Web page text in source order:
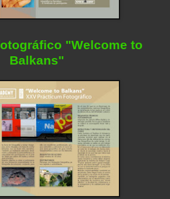
"Welcome to
Balkans"